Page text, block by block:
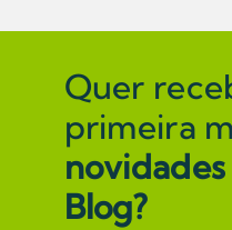
Quer
primeira
novidades
Blog?